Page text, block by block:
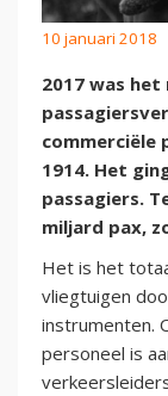
10 januari 2018
2017 was
commerciële
1914. Het
passagiers.
miljard pax,
Het is het
vliegtuigen
instrumenten.
personeel is